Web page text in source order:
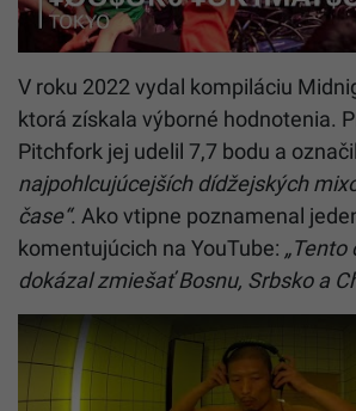
V roku 2022 vydal kompiláciu
ktorá získala výborné hodnotenia.
Pitchfork jej udelil 7,7 bodu a
najpohlcujúcejších dídžejských
čase“. Ako vtipne poznamenal
komentujúcich na YouTube: „Tento
dokázal zmiešať Bosnu, Srbsko a